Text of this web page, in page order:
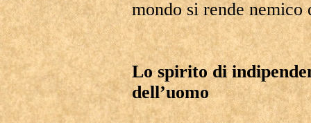
mondo si rende
Lo spirito di
dell’uomo